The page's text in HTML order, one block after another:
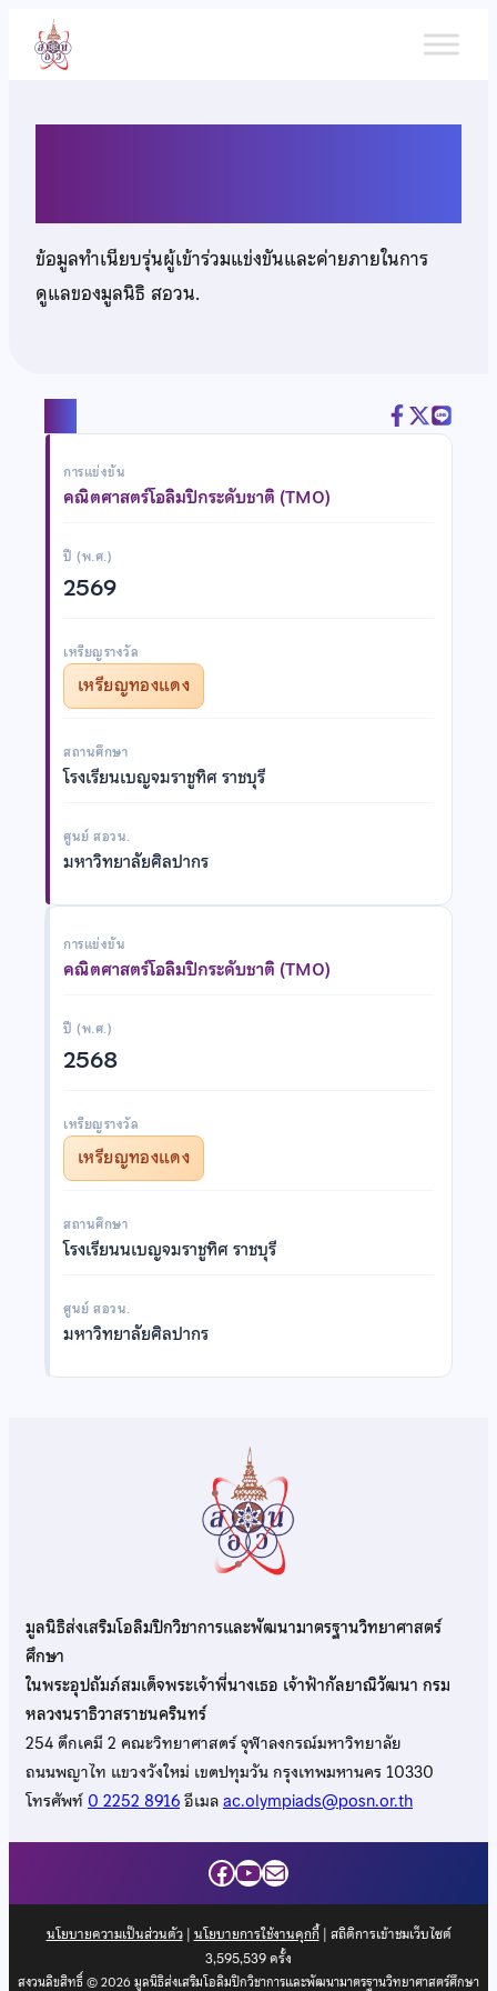
เนื้อหา
ข้อมูลทำเนียบรุ่นผู้เข้าร่วมแข่งขันและค่ายภายในการ
ดูแลของมูลนิธิ สอวน.
การแข่งขัน
คณิตศาสตร์โอลิมปิกระดับชาติ (TMO)
ปี (พ.ศ.)
2569
เหรียญรางวัล
เหรียญทองแดง
สถานศึกษา
โรงเรียนเบญจมราชูทิศ ราชบุรี
ศูนย์ สอวน.
มหาวิทยาลัยศิลปากร
การแข่งขัน
คณิตศาสตร์โอลิมปิกระดับชาติ (TMO)
ปี (พ.ศ.)
2568
เหรียญรางวัล
เหรียญทองแดง
สถานศึกษา
โรงเรียนนเบญจมราชูทิศ ราชบุรี
ศูนย์ สอวน.
มหาวิทยาลัยศิลปากร
มูลนิธิส่งเสริมโอลิมปิกวิชาการและพัฒนามาตรฐานวิทยาศาสตร์
ศึกษา
ในพระอุปถัมภ์สมเด็จพระเจ้าพี่นางเธอ เจ้าฟ้ากัลยาณิวัฒนา กรม
หลวงนราธิวาสราชนครินทร์
254 ตึกเคมี 2 คณะวิทยาศาสตร์ จุฬาลงกรณ์มหาวิทยาลัย
ถนนพญาไท แขวงวังใหม่ เขตปทุมวัน กรุงเทพมหานคร 10330
โทรศัพท์0 2252 8916อีเมลac.olympiads@posn.or.th
Facebook
YouTube
Mail
นโยบายความเป็นส่วนตัว| นโยบายการใช้งานคุกกี้| สถิติการเข้าชมเว็บไซต์
3,595,539ครั้ง
สงวนลิขสิทธิ์ © 2026 มูลนิธิส่งเสริมโอลิมปิกวิชาการและพัฒนามาตรฐานวิทยาศาสตร์ศึกษา